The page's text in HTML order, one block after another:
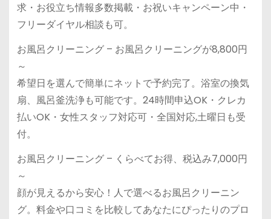
求・お役立ち情報多数掲載・お祝いキャンペーン中・
フリーダイヤル相談も可。
お風呂クリーニング – お風呂クリーニングが8,800円
～
希望日を選んで簡単にネットで予約完了。浴室の換気
扇、風呂釜洗浄も可能です。24時間申込OK・クレカ
払いOK・女性スタッフ対応可・全国対応,土曜日も受
付。
お風呂クリーニング – くらべてお得、税込み7,000円
～
顔が見えるから安心！人で選べるお風呂クリーニン
グ。料金や口コミを比較してあなたにぴったりのプロ